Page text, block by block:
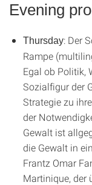
Evening
Thursday: Der
Rampe
Egal ob Politik,
Sozialfigur der
Strategie zu
der
Gewalt ist
die Gewalt in
Frantz Omar
Martinique, der